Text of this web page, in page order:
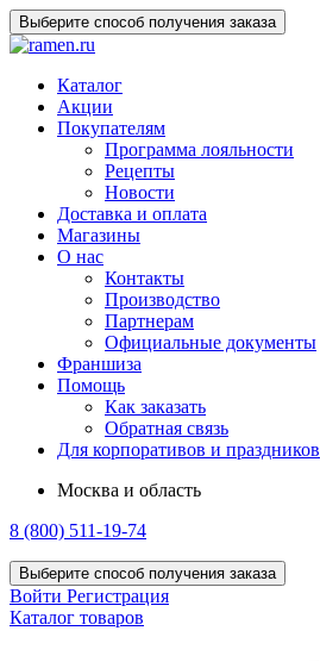
Выберите способ получения заказа
Каталог
Акции
Покупателям
Программа лояльности
Рецепты
Новости
Доставка и оплата
Магазины
О нас
Контакты
Производство
Партнерам
Официальные документы
Франшиза
Помощь
Как заказать
Обратная связь
Для корпоративов и праздников
Москва и область
8 (800) 511-19-74
Выберите способ получения заказа
Войти Регистрация
Каталог товаров